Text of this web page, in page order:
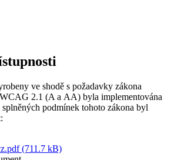
ve shodě s požadavky zákona
2.1 (A a AA) byla implementována
splněných podmínek tohoto zákona byl
(711.7 kB)